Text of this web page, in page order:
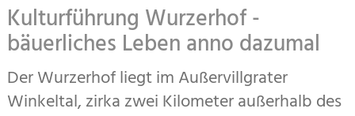
Kulturführung Wurzerhof -
bäuerliches Leben anno dazumal
Der Wurzerhof liegt im Außervillgrater
Winkeltal, zirka zwei Kilometer außerhalb des